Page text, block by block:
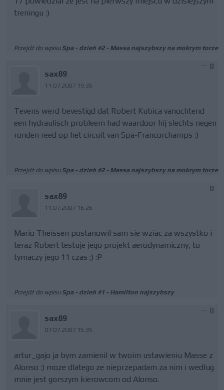
treningu :)
Przejdź do wpisu Spa - dzień #2 - Massa najszybszy na mokrym torze
sax89
11.07.2007 19:35
0
Tevens werd bevestigd dat Robert Kubica vanochtend
een hydraulisch probleem had waardoor hij slechts negen
ronden reed op het circuit van Spa-Francorchamps :)
Przejdź do wpisu Spa - dzień #2 - Massa najszybszy na mokrym torze
sax89
11.07.2007 16:26
0
Mario Theissen postanowil sam sie wziac za wszystko i
teraz Robert testuje jego projekt aerodynamiczny, to
tymaczy jego 11 czas ;) :P
Przejdź do wpisu Spa - dzień #1 - Hamilton najszybszy
sax89
07.07.2007 15:35
0
artur_gajo ja bym zamienil w twoim ustawieniu Masse z
Alonso :) moze dlatego ze nieprzepadam za nim i wedlug
mnie jest gorszym kierowcom od Alonso.